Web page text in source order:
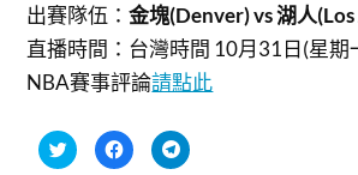
出賽隊伍：金塊(Denver) vs 湖人
直播時間： 台灣時間 10月31日(星期
NBA賽事評論請點此
分
享
按
一
按
一